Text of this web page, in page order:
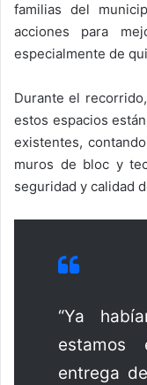
familias del
acciones para
especialmente de
Durante el
estos espacios
existentes,
muros de bloc y
seguridad y calidad
“Ya
entrega